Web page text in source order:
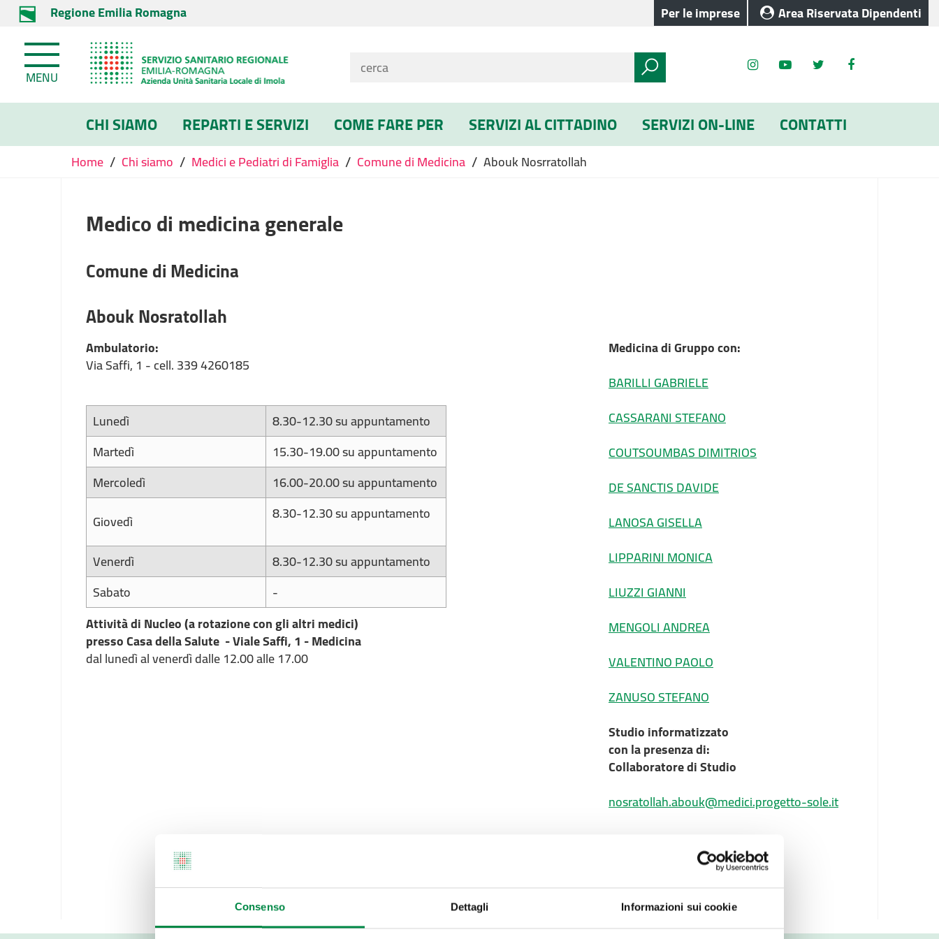
Consenso Dettagli Informazioni sui cookie
Regione Emilia Romagna Per le imprese Area Riservata Dipendenti
MENU
CHI SIAMO REPARTI E SERVIZI COME FARE PER SERVIZI AL CITTADINO SERVIZI ON-LINE CONTATTI
Home / Chi siamo / Medici e Pediatri di Famiglia / Comune di Medicina / Abouk Nosrratollah
Medico di medicina generale
Comune di Medicina
Abouk Nosratollah
Ambulatorio:
Via Saffi, 1 - cell. 339 4260185
Lunedì
8.30-12.30 su appuntamento
Martedì
15.30-19.00 su appuntamento
Mercoledì
16.00-20.00 su appuntamento
Giovedì
8.30-12.30 su appuntamento
Venerdì
8.30-12.30 su appuntamento
Sabato
-
Attività di Nucleo (a rotazione con gli altri medici)
presso Casa della Salute - Viale Saffi, 1 - Medicina
dal lunedì al venerdì dalle 12.00 alle 17.00
Medicina di Gruppo con:
BARILLI GABRIELE
CASSARANI STEFANO
COUTSOUMBAS DIMITRIOS
DE SANCTIS DAVIDE
LANOSA GISELLA
LIPPARINI MONICA
LIUZZI GIANNI
MENGOLI ANDREA
VALENTINO PAOLO
ZANUSO STEFANO
Studio informatizzato
con la presenza di:
Collaboratore di Studio
nosratollah.abouk@medici.progetto-sole.it